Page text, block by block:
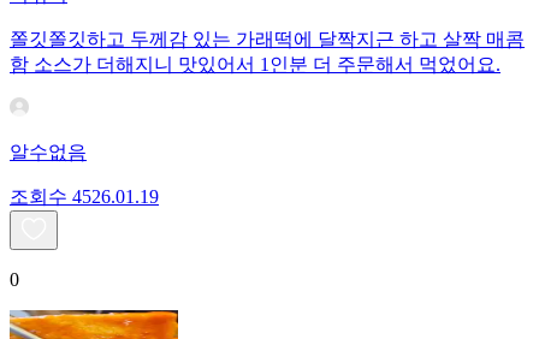
쫄깃쫄깃하고 두께감 있는 가래떡에 달짝지근 하고 살짝 매콤
함 소스가 더해지니 맛있어서 1인분 더 주문해서 먹었어요.
알수없음
조회수 4526.01.19
0